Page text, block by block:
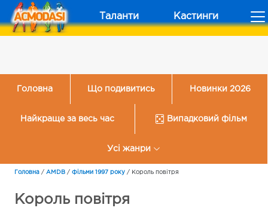
Таланти Кастинги
Головна Що подивитись Новинки 2026
Найкраще за весь час Випадковий фільм
Усі жанри
Головна / AMDB / Фільми 1997 року / Король повітря
Король повітря